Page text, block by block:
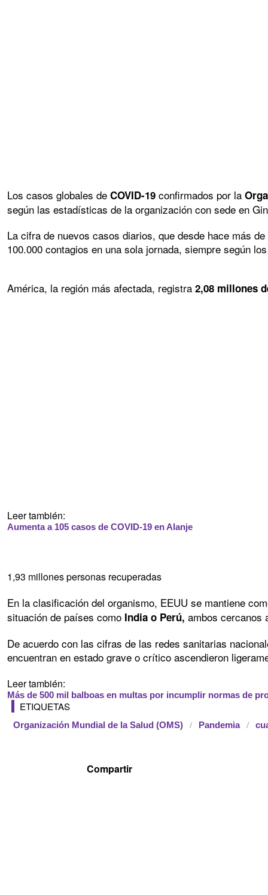
Los casos globales de COVID-19 confirmados por la
según las estadísticas de la organización con sede en
La cifra de nuevos casos diarios, que desde hace más
100.000 contagios en una sola jornada, siempre según
América, la región más afectada, registra 2,08 millones
Leer también:
Aumenta a 105 casos de COVID-19 en Alanje
1,93 millones personas recuperadas
En la clasificación del organismo, EEUU se mantiene
situación de países como India o Perú, ambos cercanos
De acuerdo con las cifras de las redes sanitarias
encuentran en estado grave o crítico ascendieron
Leer también:
Más de 500 mil balboas en multas por incumplir normas de
ETIQUETAS
Organización Mundial de la Salud (OMS) Pandemia